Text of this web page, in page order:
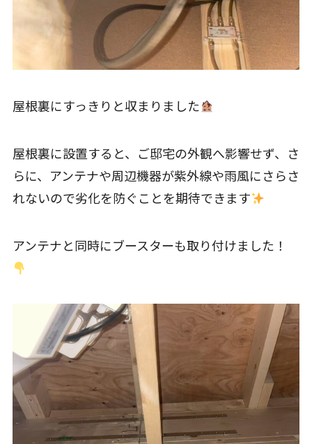
屋根裏にすっきりと収まりました
屋根裏に設置すると、ご邸宅の外観へ影響せず、さ
らに、アンテナや周辺機器が紫外線や雨風にさらさ
れないので劣化を防ぐことを期待できます
アンテナと同時にブースターも取り付けました！